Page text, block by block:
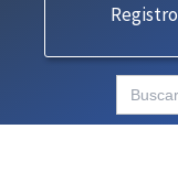
Registro
Buscar: